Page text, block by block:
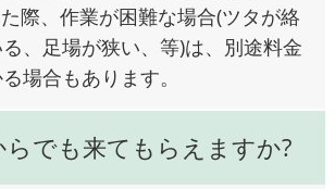
際、作業が困難な場合(ツタが絡
、足場が狭い、等)は、別途料金
場合もあります。
らでも来てもらえますか?